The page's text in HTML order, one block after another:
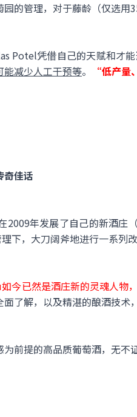
的管理，对于藤龄（仅选用
Potel凭借自己的天赋和才
能减少人工干预等。 “低产量
奇佳话
2009年发展了自己的新酒庄
下，大刀阔斧地进行一系列
今已然是酒庄新的灵魂人物
了解，以及精湛的酿酒技术
前提的高品质葡萄酒，无